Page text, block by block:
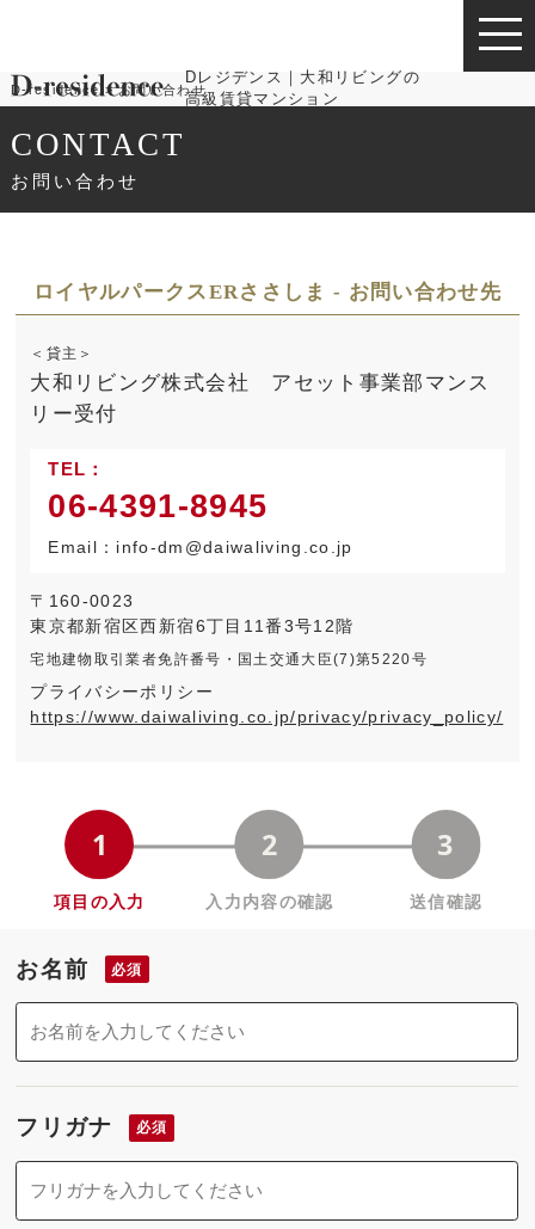
Dレジデンス｜大和リビングの
高級賃貸マンション
D-residence お問い合わせ
CONTACT
お問い合わせ
ロイヤルパークスERささしま - お問い合わせ先
＜貸主＞
大和リビング株式会社 アセット事業部マンス
リー受付
TEL：
06-4391-8945
Email：info-dm@daiwaliving.co.jp
〒160-0023
東京都新宿区西新宿6丁目11番3号12階
宅地建物取引業者免許番号・国土交通大臣(7)第5220号
プライバシーポリシー
https://www.daiwaliving.co.jp/privacy/privacy_policy/
お名前 必須
フリガナ 必須